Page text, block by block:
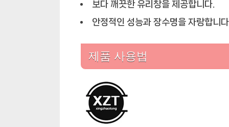
보다 깨끗한 유리창을 제공합니다.
안정적인 성능과 장수명을 자랑합니
제품 사용법